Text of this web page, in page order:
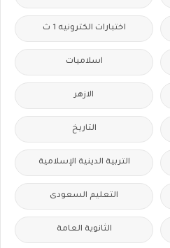
اختبارات الكترونيه 1 ث
اسلاميات
الازهر
التاريخ
التربية الدينية الإسلامية
التعليم السعودى
الثانوية العامة